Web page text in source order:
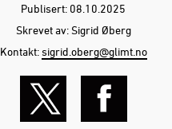
Publisert: 08.10.2025
Skrevet av: Sigrid Øberg
Kontakt:sigrid.oberg@glimt.no